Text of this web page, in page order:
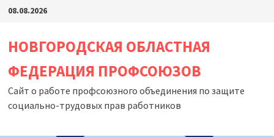
Перейти
содержимому
08.08.2026
НОВГОРОДСКАЯ ОБЛАСТНАЯ
ФЕДЕРАЦИЯ ПРОФСОЮЗОВ
Сайт о работе профсоюзного объединения по защите
социально-трудовых прав работников